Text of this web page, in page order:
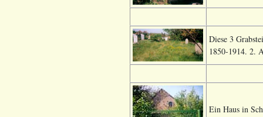
Diese 3
1850-1914. 2.
Ein Haus in